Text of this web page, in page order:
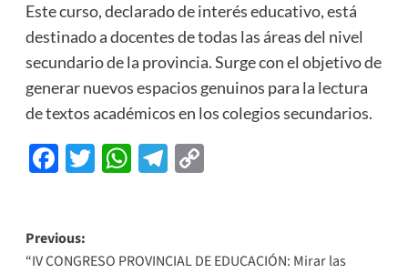
Este curso, declarado de interés educativo, está
destinado a docentes de todas las áreas del nivel
secundario de la provincia. Surge con el objetivo de
generar nuevos espacios genuinos para la lectura
de textos académicos en los colegios secundarios.
Facebook
Twitter
WhatsApp
Telegram
Copy
Previous:
“IV CONGRESO PROVINCIAL DE EDUCACIÓN: Mirar las